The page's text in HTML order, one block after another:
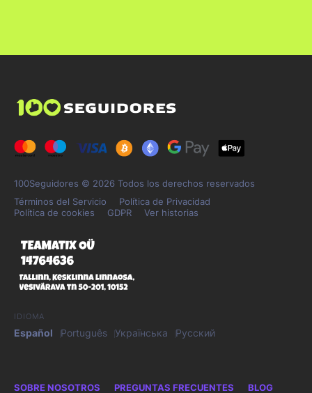
100Seguidores © 2026 Todos los derechos reservados
Términos del Servicio
Política de Privacidad
Política de cookies
GDPR Ver historias
IDIOMA
Español Português Українська Русский
SOBRE NOSOTROS PREGUNTAS FRECUENTES BLOG